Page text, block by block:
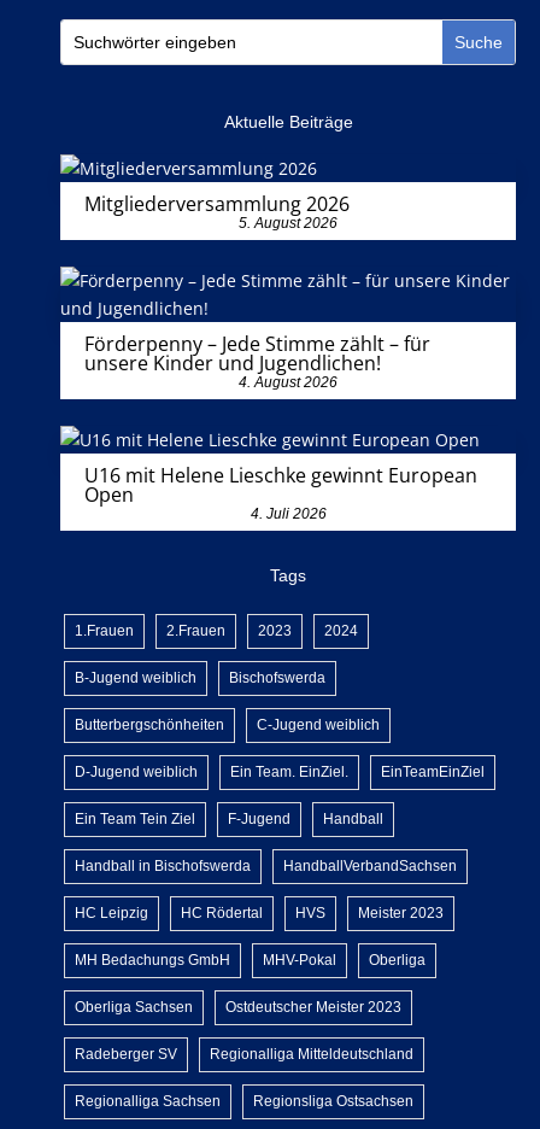
Aktuelle Beiträge
Mitgliederversammlung 2026
5. August 2026
Förderpenny – Jede Stimme zählt – für
unsere Kinder und Jugendlichen!
4. August 2026
U16 mit Helene Lieschke gewinnt European
Open
4. Juli 2026
Tags
1.Frauen 2.Frauen 2023 2024
B-Jugend weiblich Bischofswerda
Butterbergschönheiten C-Jugend weiblich
D-Jugend weiblich Ein Team. EinZiel. EinTeamEinZiel
Ein Team Tein Ziel F-Jugend Handball
Handball in Bischofswerda HandballVerbandSachsen
HC Leipzig HC Rödertal HVS Meister 2023
MH Bedachungs GmbH MHV-Pokal Oberliga
Oberliga Sachsen Ostdeutscher Meister 2023
Radeberger SV Regionalliga Mitteldeutschland
Regionalliga Sachsen Regionsliga Ostsachsen